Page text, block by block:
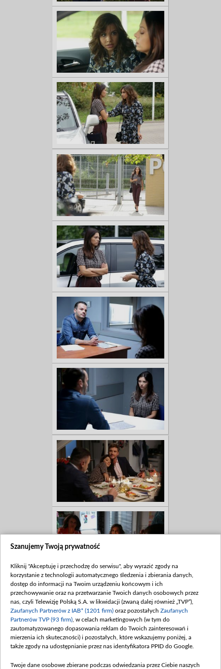
Szanujemy Twoją prywatność
Kliknij "Akceptuję i przechodzę do serwisu", aby wyrazić zgody na
korzystanie z technologii automatycznego śledzenia i zbierania danych,
dostęp do informacji na Twoim urządzeniu końcowym i ich
przechowywanie oraz na przetwarzanie Twoich danych osobowych przez
nas, czyli Telewizję Polską S.A. w likwidacji (zwaną dalej również „TVP”),
Zaufanych Partnerów z IAB* (1201 firm) oraz pozostałych Zaufanych
Partnerów TVP (93 firm) , w celach marketingowych (w tym do
zautomatyzowanego dopasowania reklam do Twoich zainteresowań i
mierzenia ich skuteczności) i pozostałych, które wskazujemy poniżej, a
także zgody na udostępnianie przez nas identyfikatora PPID do Google.
Twoje dane osobowe zbierane podczas odwiedzania przez Ciebie naszych